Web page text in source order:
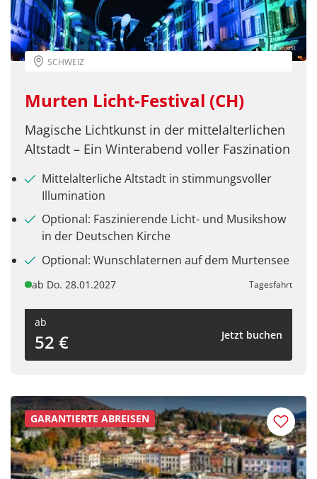
Telegram
per E-Mail senden
Link kopieren
Carim Jost
SCHWEIZ
Murten Licht-Festival (CH)
Magische Lichtkunst in der mittelalterlichen
Altstadt – Ein Winterabend voller Faszination
Mittelalterliche Altstadt in stimmungsvoller
Illumination
Optional: Faszinierende Licht- und Musikshow
in der Deutschen Kirche
Optional: Wunschlaternen auf dem Murtensee
ab Do. 28.01.2027 Tagesfahrt
ab
52 € Jetzt buchen
GARANTIERTE ABREISEN